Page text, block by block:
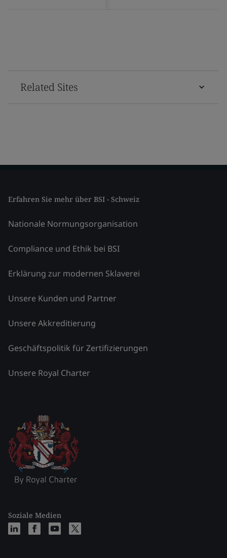
Related Sites
Erfahren Sie mehr über BSI - Schweiz
Nationale Normungsorganisation
Compliance und Ethik bei BSI
Erklärung zur modernen Sklaverei
Unsere Kunden und Partner
Unsere Akkreditierung
Geschäftspolitik für Zertifizierungen
Unsere Royal Charter
Soziale Medien